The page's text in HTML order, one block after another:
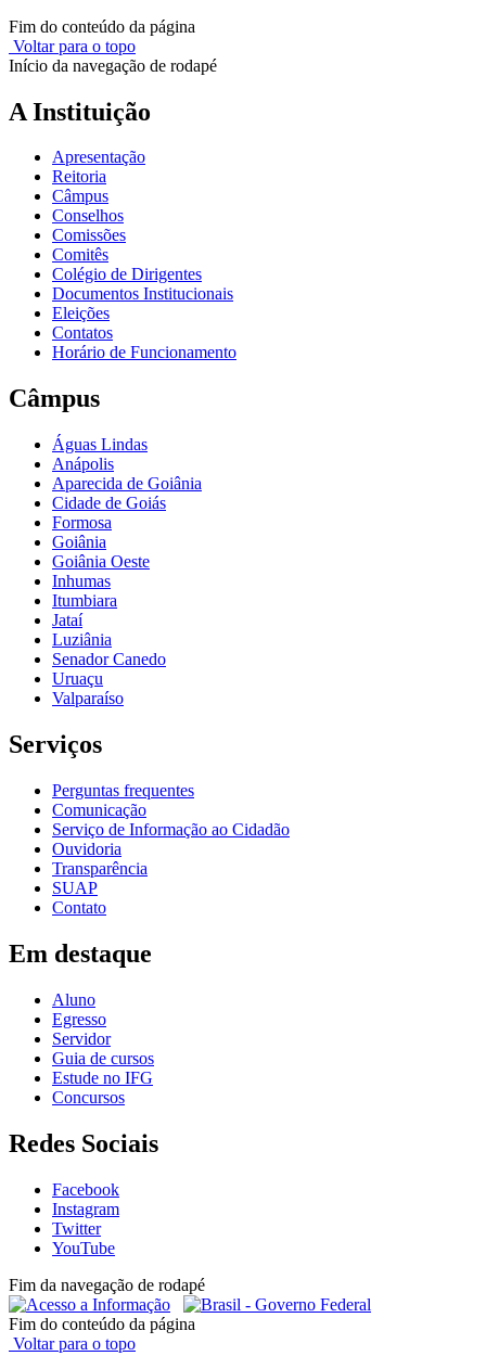
Fim do conteúdo da página
Voltar para o topo
Início da navegação de rodapé
A Instituição
Apresentação
Reitoria
Câmpus
Conselhos
Comissões
Comitês
Colégio de Dirigentes
Documentos Institucionais
Eleições
Contatos
Horário de Funcionamento
Câmpus
Águas Lindas
Anápolis
Aparecida de Goiânia
Cidade de Goiás
Formosa
Goiânia
Goiânia Oeste
Inhumas
Itumbiara
Jataí
Luziânia
Senador Canedo
Uruaçu
Valparaíso
Serviços
Perguntas frequentes
Comunicação
Serviço de Informação ao Cidadão
Ouvidoria
Transparência
SUAP
Contato
Em destaque
Aluno
Egresso
Servidor
Guia de cursos
Estude no IFG
Concursos
Redes Sociais
Facebook
Instagram
Twitter
YouTube
Fim da navegação de rodapé
Fim do conteúdo da página
Voltar para o topo